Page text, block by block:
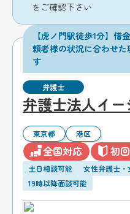
をご確認下さい
【虎ノ門駅徒歩1分】借
頼者様の状況に合わせ
す
弁護士
弁護士法人イ
東京都 港区
全国対応 初
土日相談可能
女性弁護士
19時以降面談可能